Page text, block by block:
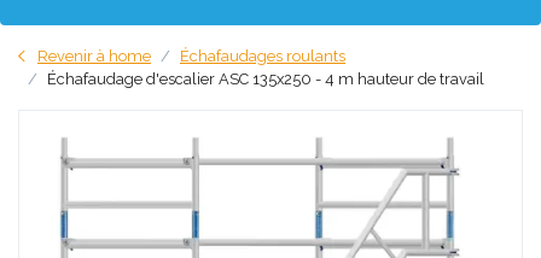
Revenir à home
Échafaudages roulants
Échafaudage d'escalier ASC 135x250 - 4 m hauteur de travail